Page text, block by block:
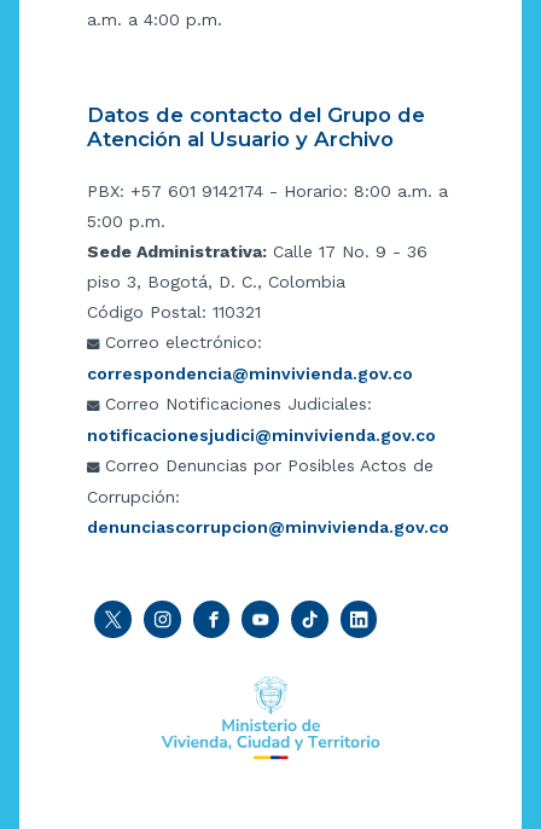
a.m. a 4:00 p.m.
Datos de contacto del Grupo de
Atención al Usuario y Archivo
PBX: +57 601 9142174 - Horario: 8:00 a.m. a
5:00 p.m.
Sede Administrativa: Calle 17 No. 9 - 36
piso 3, Bogotá, D. C., Colombia
Código Postal: 110321
Correo electrónico:
correspondencia@minvivienda.gov.co
Correo Notificaciones Judiciales:
notificacionesjudici@minvivienda.gov.co
Correo Denuncias por Posibles Actos de
Corrupción:
denunciascorrupcion@minvivienda.gov.co